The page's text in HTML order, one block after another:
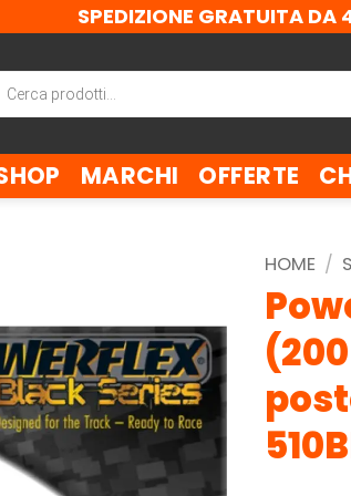
SPEDIZIONE GRATUITA
MARCHI OFFERTE
HOME /